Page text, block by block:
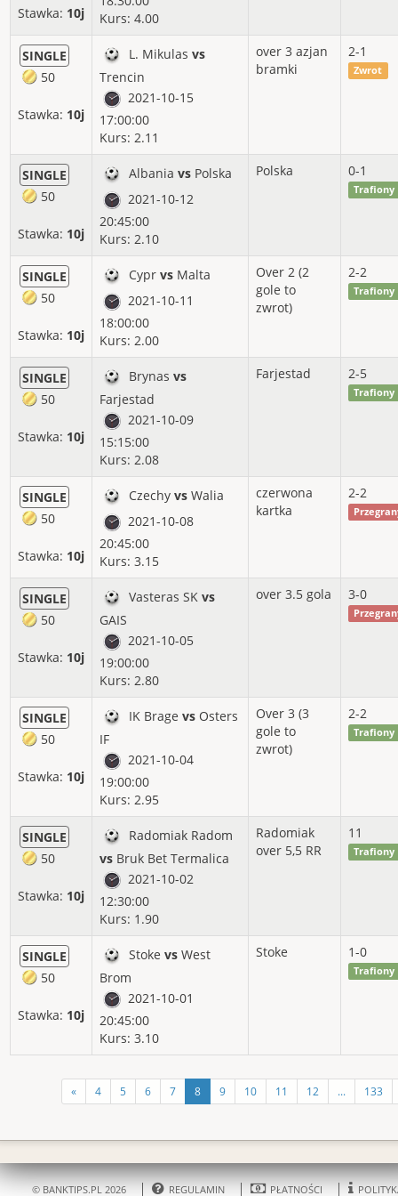
2017-09
35%
2017-08
60% 17.52%
43.80j
2017-07
2017-06
2017-05
21% -52.92%
-127.00j
2017-04
-62.10j
2017-02
65% 44.65%
102.70j
2017-01
16.93%
47.40j
2016-11
53% 14.38%
102.10j
2016-10
55%
108.60j
55%
72%
Stawka: 10j
Kurs: 4.00
SINGLE
50
Stawka: 10j
L. Mikulas vs
Trencin
2021-10-15
17:00:00
Kurs: 2.11
over 3 azjan
bramki
2-1
Zwrot
SINGLE
50
Stawka: 10j
Albania vs Polska
2021-10-12
20:45:00
Kurs: 2.10
Polska 0-1
Trafiony
SINGLE
50
Stawka: 10j
Cypr vs Malta
2021-10-11
18:00:00
Kurs: 2.00
Over 2 (2
gole to
zwrot)
2-2
Trafiony
SINGLE
50
Stawka: 10j
Brynas vs
Farjestad
2021-10-09
15:15:00
Kurs: 2.08
Farjestad 2-5
Trafiony
SINGLE
50
Stawka: 10j
Czechy vs Walia
2021-10-08
20:45:00
Kurs: 3.15
czerwona
kartka
2-2
SINGLE
50
Stawka: 10j
Vasteras SK vs
GAIS
2021-10-05
19:00:00
Kurs: 2.80
over 3.5 gola 3-0
SINGLE
50
Stawka: 10j
IK Brage vs Osters
IF
2021-10-04
19:00:00
Kurs: 2.95
Over 3 (3
gole to
zwrot)
2-2
Trafiony
SINGLE
50
Stawka: 10j
Radomiak Radom
vs Bruk Bet Termalica
2021-10-02
12:30:00
Kurs: 1.90
Radomiak
over 5,5 RR
11
Trafiony
SINGLE
50
Stawka: 10j
Stoke vs West
Brom
2021-10-01
20:45:00
Kurs: 3.10
Stoke 1-0
Trafiony
« 4 5 6 7 8 9 10 11 12 ... 133
© BANKTIPS.PL 2026 REGULAMIN PŁATNOŚCI